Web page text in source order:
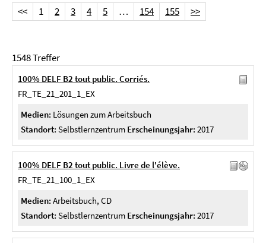
<< 1 2 3 4 5 … 154 155 >>
1548 Treffer
100% DELF B2 tout public. Corriés.
FR_TE_21_201_1_EX
Medien: Lösungen zum Arbeitsbuch
Standort: Selbstlernzentrum Erscheinungsjahr: 2017
100% DELF B2 tout public. Livre de l'élève.
FR_TE_21_100_1_EX
Medien: Arbeitsbuch, CD
Standort: Selbstlernzentrum Erscheinungsjahr: 2017